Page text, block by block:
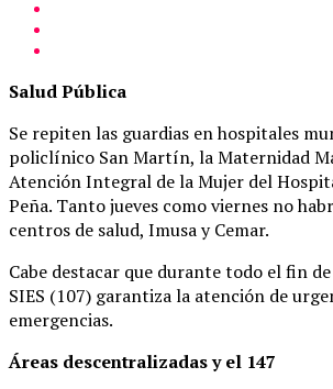
Salud Pública
Se repiten las guardias en hospitales
policlínico San Martín, la Maternidad
Atención Integral de la Mujer del
Peña. Tanto jueves como viernes no
centros de salud, Imusa y Cemar.
Cabe destacar que durante todo el fin
SIES (107) garantiza la atención de
emergencias.
Áreas descentralizadas y el 147